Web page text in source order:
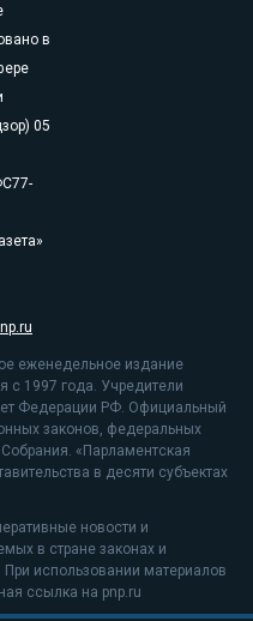
в
05
еженедельное издание
с 1997 года. Учредители
Федерации РФ. Официальный
законов, федеральных
«Парламентская
в десяти субъектах
новости и
в стране законах и
При использовании материалов
ссылка на pnp.ru